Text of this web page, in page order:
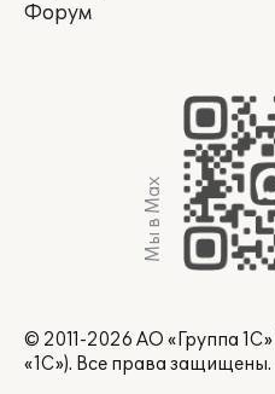
Форум
Мы в Max
© 2011-2026 АО «Группа
«1С»). Все права защищены.